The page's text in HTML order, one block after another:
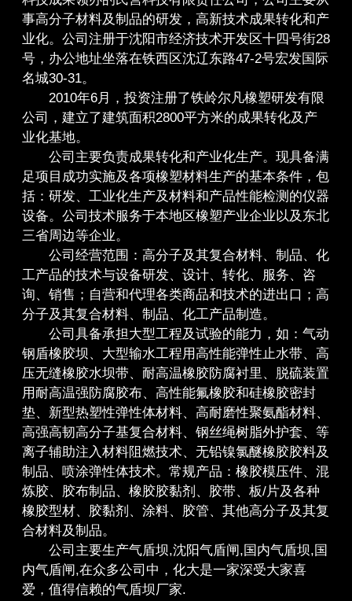
事高分子材料及制品的研发，高新技术成果转化和产
业化。公司注册于沈阳市经济技术开发区十四号街28
号，办公地址坐落在铁西区沈辽东路47-2号宏发国际
名城30-31。
2010年6月，投资注册了铁岭尔凡橡塑研发有限
公司，建立了建筑面积2800平方米的成果转化及产
业化基地。
公司主要负责成果转化和产业化生产。现具备满
足项目成功实施及各项橡塑材料生产的基本条件，包
括：研发、工业化生产及材料和产品性能检测的仪器
设备。公司技术服务于本地区橡塑产业企业以及东北
三省周边等企业。
公司经营范围：高分子及其复合材料、制品、化
工产品的技术与设备研发、设计、转化、服务、咨
询、销售；自营和代理各类商品和技术的进出口；高
分子及其复合材料、制品、化工产品制造。
公司具备承担大型工程及试验的能力，如：气动
钢盾橡胶坝、大型输水工程用高性能弹性止水带、高
压无缝橡胶水坝带、耐高温橡胶防腐衬里、脱硫装置
用耐高温强防腐胶布、高性能氟橡胶和硅橡胶密封
垫、新型热塑性弹性体材料、高耐磨性聚氨酯材料、
高强高韧高分子基复合材料、钢丝绳树脂外护套、等
离子辅助注入材料阻燃技术、无铅镍氯醚橡胶胶料及
制品、喷涂弹性体技术。常规产品：橡胶模压件、混
炼胶、胶布制品、橡胶胶黏剂、胶带、板/片及各种
橡胶型材、胶黏剂、涂料、胶管、其他高分子及其复
合材料及制品。
公司主要生产气盾坝,沈阳气盾闸,国内气盾坝,国
内气盾闸,在众多公司中，化大是一家深受大家喜
爱，值得信赖的气盾坝厂家.